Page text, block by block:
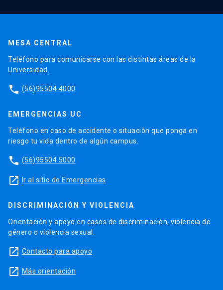
MESA CENTRAL
Teléfono para comunicarse con las distintas áreas de la
Universidad.
phone (56)95504 4000
EMERGENCIAS UC
Teléfono en caso de accidente o situación que ponga en
riesgo tu vida dentro de algún campus.
phone (56)95504 5000
launch Ir al sitio de Emergencias
DISCRIMINACIÓN Y VIOLENCIA
Orientación y apoyo en casos de discriminación, violencia de
género o violencia sexual.
launch Contacto para apoyo
launch Más orientación